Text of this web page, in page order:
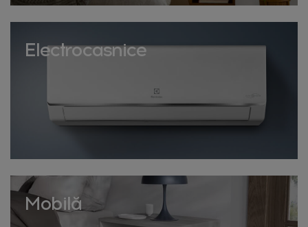
Electrocasnice
Mobilă